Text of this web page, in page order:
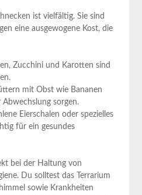
ist vielfältig. Sie sind
eine ausgewogene Kost, die
Zucchini und Karotten ​sind
mit Obst⁣ wie Bananen
sorgen.
Eierschalen⁢ oder spezielles
für ein‌ gesundes
bei⁢ der Haltung von
Du solltest das Terrarium
sowie Krankheiten